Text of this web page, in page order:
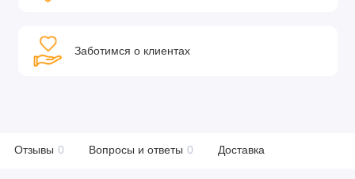
Заботимся о клиентах
Отзывы 0 Вопросы и ответы 0 Доставка